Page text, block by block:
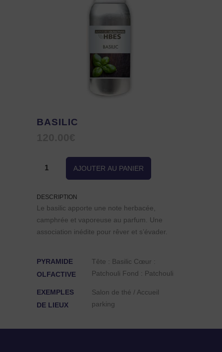
BASILIC
quantité
Basilic
AJOUTER AU PANIER
DESCRIPTION
Le basilic apporte une note herbacée,
camphrée et vaporeuse au parfum. Une
association inédite pour rêver et s’évader.
PYRAMIDE
OLFACTIVE
Tête : Basilic Cœur :
Patchouli Fond : Patchouli
EXEMPLES
DE LIEUX
Salon de thé / Accueil
parking